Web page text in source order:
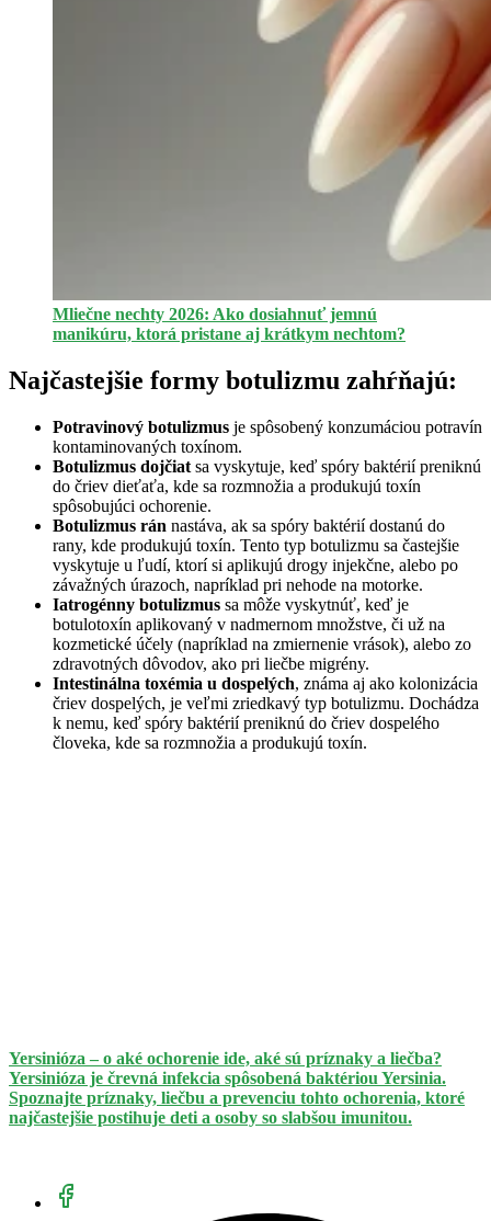
Mliečne nechty 2026: Ako dosiahnuť jemnú
manikúru, ktorá pristane aj krátkym nechtom?
Najčastejšie formy botulizmu zahŕňajú:
Potravinový botulizmus je spôsobený konzumáciou potravín
kontaminovaných toxínom.
Botulizmus dojčiat sa vyskytuje, keď spóry baktérií preniknú
do čriev dieťaťa, kde sa rozmnožia a produkujú toxín
spôsobujúci ochorenie.
Botulizmus rán nastáva, ak sa spóry baktérií dostanú do
rany, kde produkujú toxín. Tento typ botulizmu sa častejšie
vyskytuje u ľudí, ktorí si aplikujú drogy injekčne, alebo po
závažných úrazoch, napríklad pri nehode na motorke.
Iatrogénny botulizmus sa môže vyskytnúť, keď je
botulotoxín aplikovaný v nadmernom množstve, či už na
kozmetické účely (napríklad na zmiernenie vrások), alebo zo
zdravotných dôvodov, ako pri liečbe migrény.
Intestinálna toxémia u dospelých, známa aj ako kolonizácia
čriev dospelých, je veľmi zriedkavý typ botulizmu. Dochádza
k nemu, keď spóry baktérií preniknú do čriev dospelého
človeka, kde sa rozmnožia a produkujú toxín.
Yersinióza – o aké ochorenie ide, aké sú príznaky a liečba?
Yersinióza je črevná infekcia spôsobená baktériou Yersinia.
Spoznajte príznaky, liečbu a prevenciu tohto ochorenia, ktoré
najčastejšie postihuje deti a osoby so slabšou imunitou.